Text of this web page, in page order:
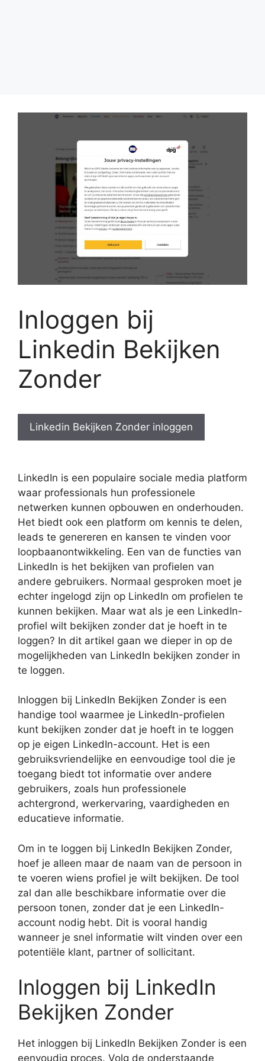
Inloggen bij
Linkedin Bekijken
Zonder
Linkedin Bekijken Zonder inloggen
LinkedIn is een populaire sociale media platform
waar professionals hun professionele
netwerken kunnen opbouwen en onderhouden.
Het biedt ook een platform om kennis te delen,
leads te genereren en kansen te vinden voor
loopbaanontwikkeling. Een van de functies van
LinkedIn is het bekijken van profielen van
andere gebruikers. Normaal gesproken moet je
echter ingelogd zijn op LinkedIn om profielen te
kunnen bekijken. Maar wat als je een LinkedIn-
profiel wilt bekijken zonder dat je hoeft in te
loggen? In dit artikel gaan we dieper in op de
mogelijkheden van LinkedIn bekijken zonder in
te loggen.
Inloggen bij LinkedIn Bekijken Zonder is een
handige tool waarmee je LinkedIn-profielen
kunt bekijken zonder dat je hoeft in te loggen
op je eigen LinkedIn-account. Het is een
gebruiksvriendelijke en eenvoudige tool die je
toegang biedt tot informatie over andere
gebruikers, zoals hun professionele
achtergrond, werkervaring, vaardigheden en
educatieve informatie.
Om in te loggen bij LinkedIn Bekijken Zonder,
hoef je alleen maar de naam van de persoon in
te voeren wiens profiel je wilt bekijken. De tool
zal dan alle beschikbare informatie over die
persoon tonen, zonder dat je een LinkedIn-
account nodig hebt. Dit is vooral handig
wanneer je snel informatie wilt vinden over een
potentiële klant, partner of sollicitant.
Inloggen bij LinkedIn
Bekijken Zonder
Het inloggen bij LinkedIn Bekijken Zonder is een
eenvoudig proces. Volg de onderstaande